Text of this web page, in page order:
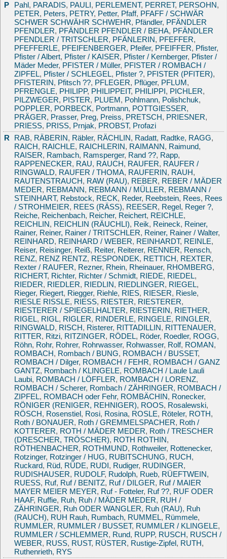
P
Pahl, PARADIS, PAULI, PERLEMENT, PERRET, PERSOHN,
PETER, Peters, PETRY, Petter, Pfaff, PFAFF / SCHWÄR
SCHWER SCHWÄHR SCHWEHR, Pfändler, PFÄNDLER
PFENDLER, PFÄNDLER PFENDLER / BEHA, PFÄNDLER
PFENDLER / TRITSCHLER, PFÄNLERIN, PFEFFER,
PFEFFERLE, PFEIFENBERGER, Pfeifer, PFEIFFER, Pfister,
Pfister / Albert, Pfister / KAISER, Pfister / Kernberger, Pfister /
Mäder Meder, PFISTER / Müller, PFISTER / ROMBACH /
ZIPFEL, Pfister / SCHLEGEL, Pfister ?, PFISTER (PFITER),
PFISTERIN, Pfitsch ??, PFLEGER, Pflüger, PFLUM,
PFRENGLE, PHILIPP, PHILIPPEIT, PHILIPPI, PICHLER,
PILZWEGER, PISTER, PLUEM, Pohlmann, Polishchuk,
POPPLER, PORBECK, Portmann, POTTGIESSER,
PRÄGER, Prasser, Preg, Preiss, PRETSCH, PRIESNER,
PRIESS, PRISS, Prnjak, PROBST, Profazi
R RAB, RÄBERIN, Räbler, RÄCHLIN, Radatt, Radtke, RAGG,
RAICH, RAICHLE, RAICHLERIN, RAIMANN, Raimund,
RAISER, Rambach, Ramsperger, Rand ??, Rapp,
RAPPENECKER, RAU, RAUCH, RAUFER, RAUFER /
RINGWALD, RAUFER / THOMA, RAUFERIN, RAUH,
RAUTENSTRAUCH, RAW (RAU), REBER, REBER / MÄDER
MEDER, REBMANN, REBMANN / MÜLLER, REBMANN /
STEINHART, Rebstock, RECK, Reder, Reebstein, Rees, Rees
/ STROHMEIER, REES (RÄSS), REESER, Regel, Reger ?,
Reiche, Reichenbach, Reicher, Reichert, REICHLE,
REICHLIN, REICHLIN (RÄUCHLI), Reik, Reineck, Reiner,
Rainer, Reiner, Rainer / TRITSCHLER, Reiner, Rainer / Walter,
REINHARD, REINHARD / WEBER, REINHARDT, REINLE,
Reiser, Reisinger, Reiß, Reiter, Reiterer, RENNER, Rensch,
RENZ, RENZ RENTZ, RESPONDEK, RETTICH, REXTER,
Rexter / RAUFER, Rezner, Rhein, Rheinauer, RHOMBERG,
RICHERT, Richter, Richter / Schmidt, RIEDE, RIEDEL,
RIEDER, RIEDLER, RIEDLIN, RIEDLINGER, RIEGEL,
Rieger, Riegert, Riegger, Riehle, RIES, RIESER, Riesle,
RIESLE RISSLE, RIESS, RIESTER, RIESTERER,
RIESTERER / SPIEGELHALTER, RIESTERIN, RIETHER,
RIGEL, RIGL, RIGLER, RINDERLE, RINGELE, RINGLER,
RINGWALD, RISCH, Risterer, RITTADILLIN, RITTENAUER,
RITTER, Ritzi, RITZINGER, RÖDEL, Röder, Roedler, ROGG,
Röhn, Rohr, Rohrer, Rohrwasser, Rohwasser, Rolf, ROMAN,
ROMBACH, Rombach / BUNG, ROMBACH / BUSSET,
ROMBACH / Dilger, ROMBACH / FEHR, ROMBACH / GANZ
GANTZ, Rombach / KLINGELE, ROMBACH / Laule Lauli
Laubi, ROMBACH / LÖFFLER, ROMBACH / LORENZ,
ROMBACH / Scherer, Rombach / ZÄHRINGER, ROMBACH /
ZIPFEL, ROMBACH oder Fehr, ROMBÄCHIN, Ronecker,
RÖNIGER (RENIGER, REHNIGER), ROOS, Rosalewski,
RÖSCH, Rosenstiel, Rosi, Rosina, ROSLE, Röteler, ROTH,
Roth / BONAUER, Roth / GREMMELSPACHER, Roth /
KOTTERER, ROTH / MÄDER MEDER, Roth / TRESCHER
(DRESCHER, TRÖSCHER), ROTH ROTHIN,
RÖTHENBACHER, ROTHMUND, Rothweiler, Rottenecker,
Rotzinger, Rotzinger / HUG, RUBITSCHUNG, RUCH,
Ruckard, Rüd, RÜDE, RUDI, Rudiger, RUDINGER,
RUDISHAUSER, RUDOLF, Rudolph, Rueb, RÜEFTWEIN,
RUESS, Ruf, Ruf / BENITZ, Ruf / DILGER, Ruf / MAIER
MAYER MEIER MEYER, Ruf - Fotteler, Ruf ??, RUF ODER
HAAF, Ruffie, Ruh, Ruh / MÄDER MEDER, RUH /
ZÄHRINGER, Ruh ODER WANGLER, Ruh (RAU), Ruh
(RAUCH), RUH Rauh, Rumbach, RUMMEL, Rümmele,
RUMMLER, RUMMLER / BUSSET, RUMMLER / KLINGELE,
RUMMLER / SCHLEMMER, Rund, RUPP, RUSCH, RUSCH /
WEBER, RUSS, RUST, RÜSTER, Rustige-Zipfel, RUTH,
Ruthenrieth, RYS